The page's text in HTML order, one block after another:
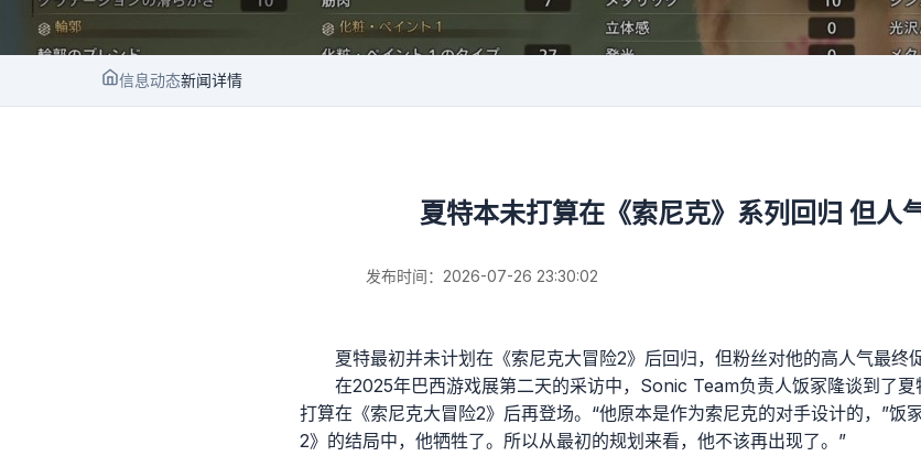
信息动态新闻详情
夏特本未打算在《索尼克》系列回归 但人
发布时间：2026-07-26 23:30:02
夏特最初并未计划在《索尼克大冒险2》后回归，但粉丝对他的高人气最终
在2025年巴西游戏展第二天的采访中，Sonic Team负责人饭冢隆谈到了
打算在《索尼克大冒险2》后再登场。“他原本是作为索尼克的对手设计的，”饭
2》的结局中，他牺牲了。所以从最初的规划来看，他不该再出现了。”